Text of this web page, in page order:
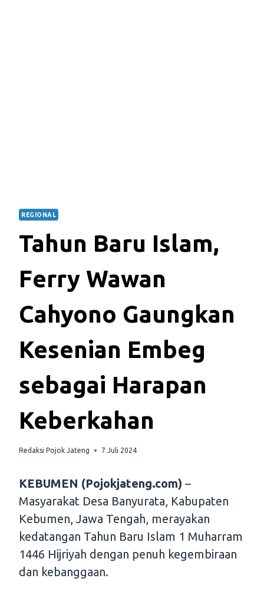
REGIONAL
Tahun Baru Islam,
Ferry Wawan
Cahyono Gaungkan
Kesenian Embeg
sebagai Harapan
Keberkahan
Redaksi Pojok Jateng 7 Juli 2024
KEBUMEN (Pojokjateng.com) –
Masyarakat Desa Banyurata, Kabupaten
Kebumen, Jawa Tengah, merayakan
kedatangan Tahun Baru Islam 1 Muharram
1446 Hijriyah dengan penuh kegembiraan
dan kebanggaan.